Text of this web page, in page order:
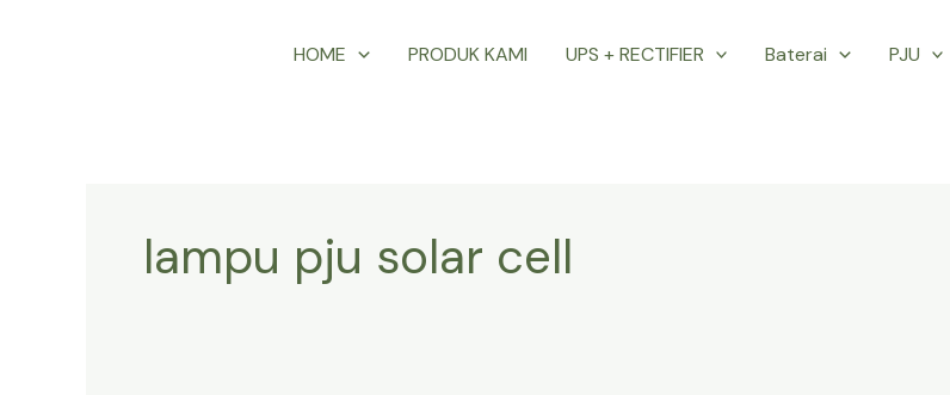
HOME PRODUK KAMI UPS + RECTIFIER Baterai PJU
lampu pju solar cell